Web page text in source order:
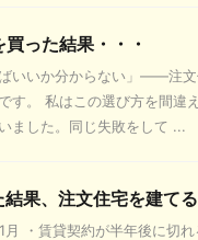
った結果・・・
ばいいか分からない」——注
す。 私はこの選び方を間違
ました。同じ失敗をして ...
果、注文住宅を建てる
月 ・賃貸契約が半年後に切